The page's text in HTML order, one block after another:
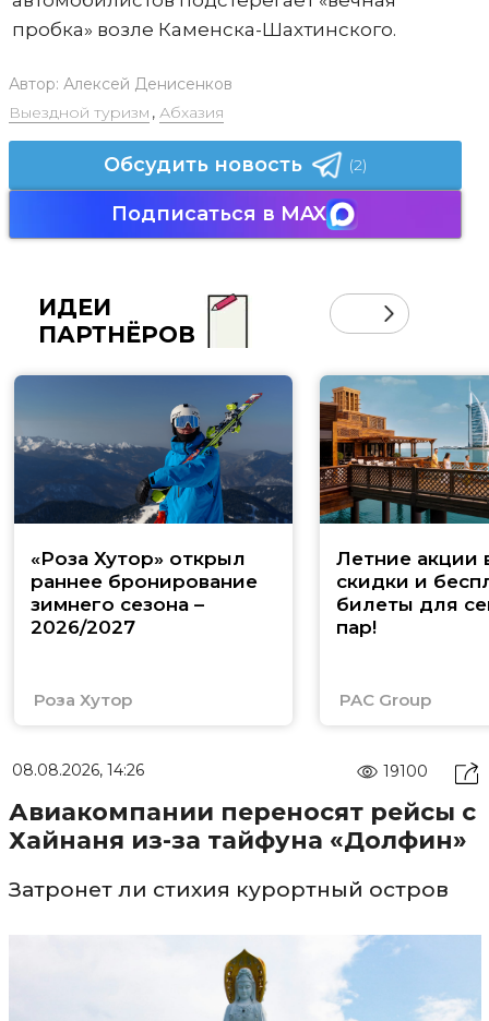
пробка» возле Каменска-Шахтинского.
Автор: Алексей Денисенков
Выездной туризм , Абхазия
Обсудить новость (2)
Подписаться в MAX
ИДЕИ
ПАРТНЁРОВ
«Роза Хутор» открыл
раннее бронирование
зимнего сезона –
2026/2027
Роза Хутор
Летние акции
скидки и
билеты для
пар!
PAC Group
08.08.2026, 14:26 19100
Авиакомпании переносят рейсы с
Хайнаня из-за тайфуна «Долфин»
Затронет ли стихия курортный остров